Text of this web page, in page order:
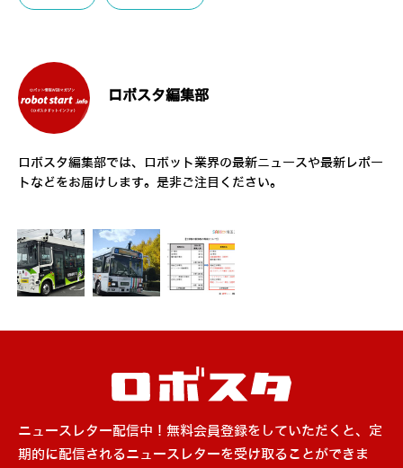
ロボスタ編集部
ロボスタ編集部では、ロボット業界の最新ニュースや最新レポー
トなどをお届けします。是非ご注目ください。
ニュースレター配信中！無料会員登録をしていただくと、定
期的に配信されるニュースレターを受け取ることができま